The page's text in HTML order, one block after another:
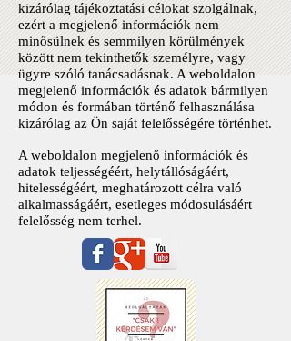
kizárólag tájékoztatási célokat szolgálnak,
ezért a megjelenő információk nem
minősülnek és semmilyen körülmények
között nem tekinthetők személyre, vagy
ügyre szóló tanácsadásnak. A weboldalon
megjelenő információk és adatok bármilyen
módon és formában történő felhasználása
kizárólag az Ön saját felelősségére történhet.
A weboldalon megjelenő információk és
adatok teljességéért, helytállóságáért,
hitelességéért, meghatározott célra való
alkalmasságáért, esetleges módosulásáért
felelősség nem terhel.